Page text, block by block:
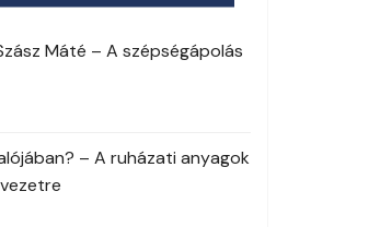
Máté – A szépségápolás
– A ruházati anyagok